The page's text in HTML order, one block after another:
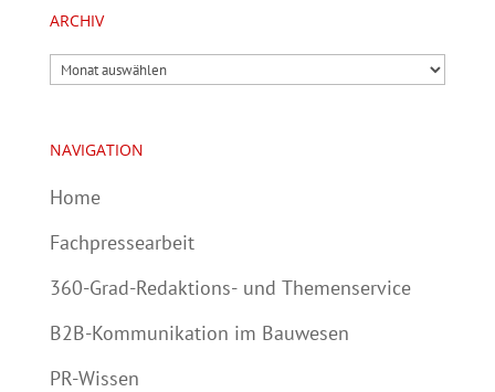
ARCHIV
Archiv
NAVIGATION
Home
Fachpressearbeit
360-Grad-Redaktions- und Themenservice
B2B-Kommunikation im Bauwesen
PR-Wissen